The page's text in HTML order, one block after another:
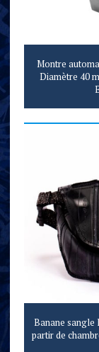
Montre
Diamètre 40
Banane sangle
partir de